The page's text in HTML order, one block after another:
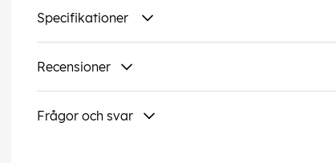
Specifikationer
Recensioner
Frågor och svar